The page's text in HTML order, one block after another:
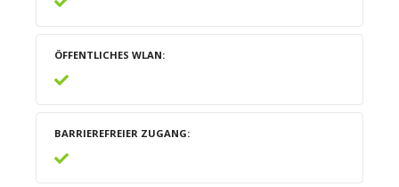
ÖFFENTLICHES WLAN
BARRIEREFREIER ZUGANG